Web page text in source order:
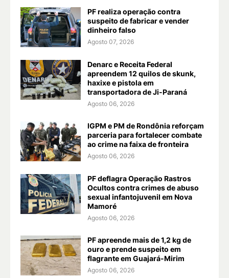
PF realiza operação contra
suspeito de fabricar e vender
dinheiro falso
Agosto 07, 2026
Denarc e Receita Federal
apreendem 12 quilos de skunk,
haxixe e pistola em
transportadora de Ji-Paraná
Agosto 06, 2026
IGPM e PM de Rondônia reforçam
parceria para fortalecer combate
ao crime na faixa de fronteira
Agosto 06, 2026
PF deflagra Operação Rastros
Ocultos contra crimes de abuso
sexual infantojuvenil em Nova
Mamoré
Agosto 06, 2026
PF apreende mais de 1,2 kg de
ouro e prende suspeito em
flagrante em Guajará-Mirim
Agosto 06, 2026